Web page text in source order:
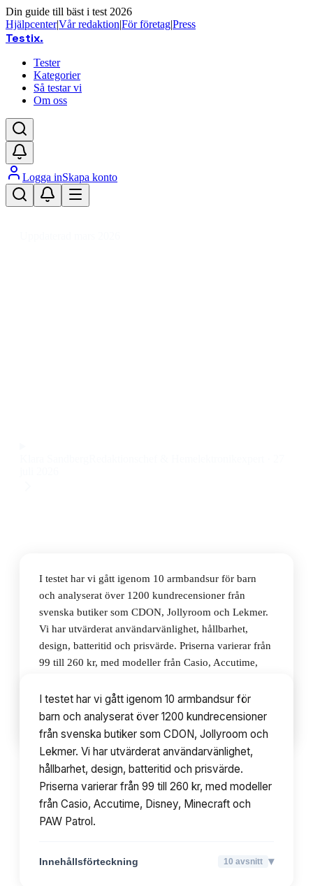
Din guide till bäst i test 2026
Hjälpcenter|Vår redaktion|För företag|Press
Testix.
Tester
Kategorier
Så testar vi
Om oss
Logga inSkapa konto
I testet har vi gått igenom 10 armbandsur för barn
och analyserat över 1200 kundrecensioner från
svenska butiker som CDON, Jollyroom och Lekmer.
Vi har utvärderat användarvänlighet, hållbarhet,
design, batteritid och prisvärde. Priserna varierar från
99 till 260 kr, med modeller från Casio, Accutime,
Innehållsförteckning 10avsnitt
I testet har vi gått igenom 10 armbandsur för
barn och analyserat över 1200 kundrecensioner
från svenska butiker som CDON, Jollyroom och
Lekmer. Vi har utvärderat användarvänlighet,
hållbarhet, design, batteritid och prisvärde.
Priserna varierar från 99 till 260 kr, med modeller
från Casio, Accutime, Disney, Minecraft och
PAW Patrol.
Innehållsförteckning 10 avsnitt ▾